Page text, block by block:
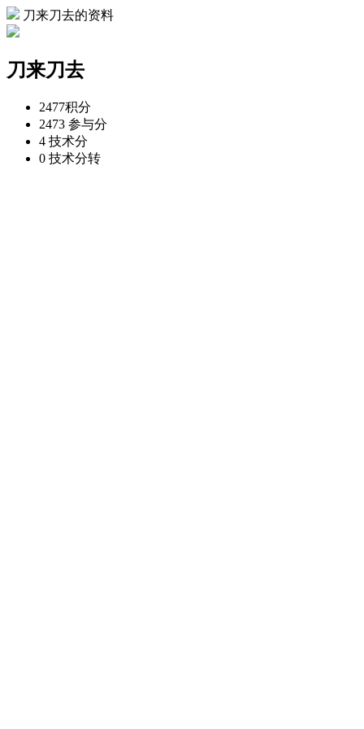
刀来刀去的资料
刀来刀去
2477积分
2473 参与分
4 技术分
0 技术分转